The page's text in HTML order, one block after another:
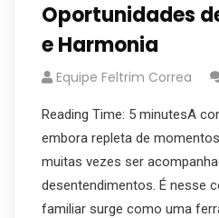
Oportunidades
e Harmonia
Equipe Feltrim Correa
Reading Time: 5 minutesA
embora repleta de
muitas vezes ser
desentendimentos. É nesse
familiar surge como uma